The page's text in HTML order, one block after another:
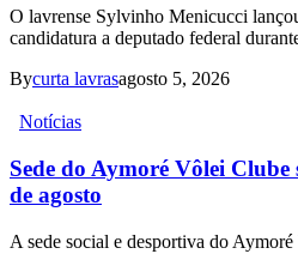
O lavrense Sylvinho Menicucci
candidatura a deputado federal
Bycurta lavrasagosto 5, 2026
Notícias
Sede do Aymoré Vôlei
de agosto
A sede social e desportiva do